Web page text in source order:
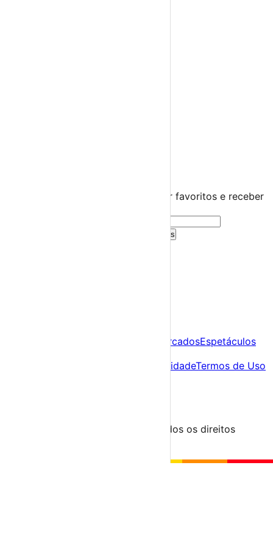
Cria uma conta gratuita para guardar favoritos e receber
Criar Conta Grátis
Feiras e MercadosEspetáculos
Política de PrivacidadeTermos de Uso
© 2023-2026 aondevamos.pt — Todos os direitos